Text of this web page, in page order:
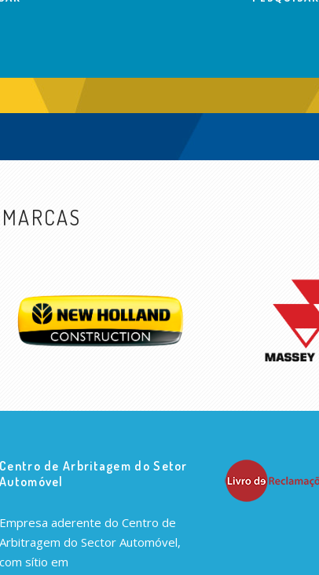
Centro de Arbritagem do Setor
Automóvel
Empresa aderente do Centro de
Arbitragem do Sector Automóvel,
com sítio em